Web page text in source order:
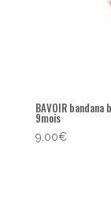
BAVOIR
9mois
9,00€